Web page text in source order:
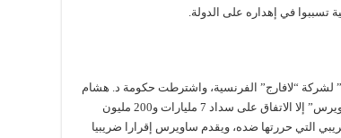
تسببوا في إهداره على الدولة.
“لافارج” الفرنسية، واشترطت حكومة د. هشام
قنديل في أبريل 2013، سداد الشركة لضرائبها، ولم يجد “آل ساويرس” إلا الاتفاق على سداد 7 مليارات و200 مليون
التي حررتها ضده، ويقدم ساويرس إقرارا ضريبيا